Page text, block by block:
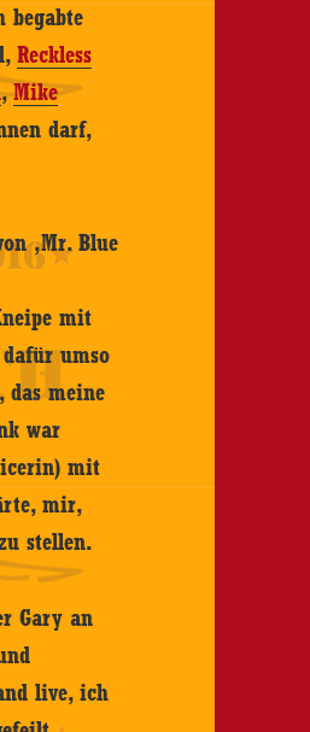
begabte
Reckless
,Mike
darf,
‚Mr. Blue
mit
umso
das meine
war
mit
mir,
stellen.
Gary an
live, ich